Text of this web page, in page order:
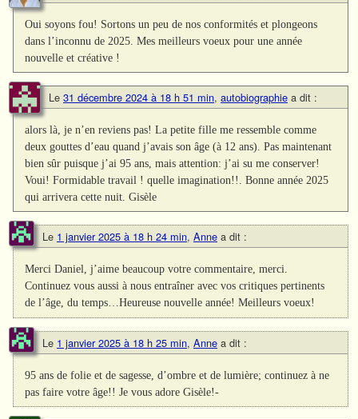
Oui soyons fou! Sortons un peu de nos conformités et plongeons
dans l’inconnu de 2025. Mes meilleurs voeux pour une année
nouvelle et créative !
Le 31 décembre 2024 à 18 h 51 min, autobiographie a dit :
alors là, je n’en reviens pas! La petite fille me ressemble comme
deux gouttes d’eau quand j’avais son âge (à 12 ans). Pas maintenant
bien sûr puisque j’ai 95 ans, mais attention: j’ai su me conserver!
Voui! Formidable travail ! quelle imagination!!. Bonne année 2025
qui arrivera cette nuit. Gisèle
Le 1 janvier 2025 à 18 h 24 min, Anne a dit :
Merci Daniel, j’aime beaucoup votre commentaire, merci.
Continuez vous aussi à nous entraîner avec vos critiques pertinents
de l’âge, du temps…Heureuse nouvelle année! Meilleurs voeux!
Le 1 janvier 2025 à 18 h 25 min, Anne a dit :
95 ans de folie et de sagesse, d’ombre et de lumière; continuez à ne
pas faire votre âge!! Je vous adore Gisèle!-